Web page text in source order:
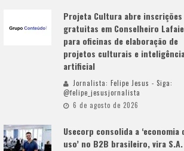
Projeta Cultura abre inscrições
gratuitas em Conselheiro
para oficinas de elaboração de
projetos culturais e
artificial
Jornalista: Felipe Jesus - Siga:
@felipe_jesusjornalista
6 de agosto de 2026
Usecorp consolida a ‘economia
uso’ no B2B brasileiro, vira